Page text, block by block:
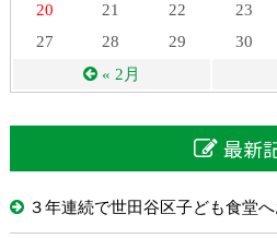
« 2月
20
21 22 23
27
28 29 30
最新
３年連続で世田谷区子ども食堂